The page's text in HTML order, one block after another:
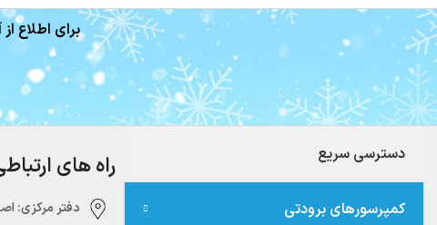
برای اطلاع
دسترسی سریع
کمپرسورهای برودتی
راه های
دفتر مرکزی:‌